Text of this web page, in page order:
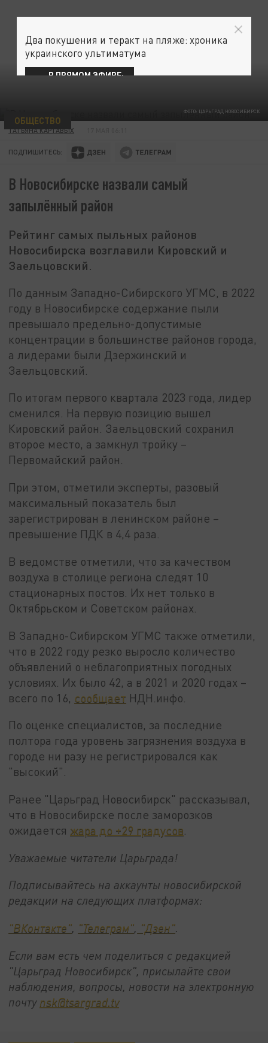
ФОТО: ЦАРЬГРАД НОВОСИБИРСК
ОБЩЕСТВО
ТАТЬЯНА КАРТАВЫХ
ПОДПИШИТЕСЬ:
В Новосибирске назвали самый
запылённый район
Рейтинг самых пыльных районов
Новосибирска возглавили Кировский и
Заельцовский.
По данным Западно-Сибирского УГМС, в 2022
году в Новосибирске содержание пыли
превышало предельно-допустимые
концентрации в большинстве районов города,
а лидерами были Дзержинский и
Заельцовский.
По итогам первого квартала 2023 года, лидер
сменился. На первую позицию вышел
Кировский район. Заельцовский сохранил
второе место, а замкнул тройку –
Первомайский район.
При этом, отметили эксперты, разовый
максимальный показатель был
зарегистрирован в ленинском районе –
превышение ПДК в 4,4 раза.
В ведомстве отметили, что за качеством
воздуха в столице региона следят 10
стационарных постов. Их нет только в
Октябрьском и Советском районах.
В Западно-Сибирском УГМС также отметили,
что в 2022 году резко выросло количество
объявлений о неблагоприятных погодных
условиях. Их было 42, а в 2021 и 2020 годах –
всего по 16, сообщает НДН.инфо.
По оценке специалистов, за последние
полтора года уровень загрязнения воздуха в
городе ни разу не регистрировался как
"высокий".
Ранее "Царьград Новосибирск" рассказывал,
что в Новосибирске после заморозков
ожидается жара до +29 градусов
Уважаемые читатели Царьграда!
Подписывайтесь на аккаунты новосибирской
редакции на следующих платформах:
"ВКонтакте", "Телеграм", "Дзен".
Если вам есть чем поделиться с редакцией
"Царьград Новосибирск", присылайте свои
наблюдения, вопросы, новости на электронную
почту nsk@tsargrad.tv
Два покушения и теракт на пляже: хроника
украинского ультиматума
В ПРЯМОМ ЭФИРЕ: